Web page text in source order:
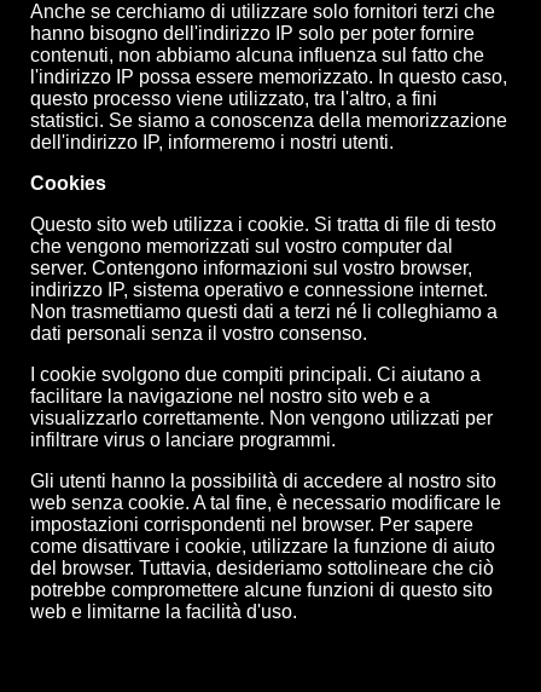
Anche se cerchiamo di utilizzare solo fornitori terzi che
hanno bisogno dell'indirizzo IP solo per poter fornire
contenuti, non abbiamo alcuna influenza sul fatto che
l'indirizzo IP possa essere memorizzato. In questo caso,
questo processo viene utilizzato, tra l'altro, a fini
statistici. Se siamo a conoscenza della memorizzazione
dell'indirizzo IP, informeremo i nostri utenti.
Cookies
Questo sito web utilizza i cookie. Si tratta di file di testo
che vengono memorizzati sul vostro computer dal
server. Contengono informazioni sul vostro browser,
indirizzo IP, sistema operativo e connessione internet.
Non trasmettiamo questi dati a terzi né li colleghiamo a
dati personali senza il vostro consenso.
I cookie svolgono due compiti principali. Ci aiutano a
facilitare la navigazione nel nostro sito web e a
visualizzarlo correttamente. Non vengono utilizzati per
infiltrare virus o lanciare programmi.
Gli utenti hanno la possibilità di accedere al nostro sito
web senza cookie. A tal fine, è necessario modificare le
impostazioni corrispondenti nel browser. Per sapere
come disattivare i cookie, utilizzare la funzione di aiuto
del browser. Tuttavia, desideriamo sottolineare che ciò
potrebbe compromettere alcune funzioni di questo sito
web e limitarne la facilità d'uso.